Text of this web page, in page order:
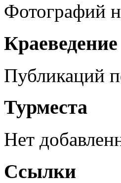
Фотографий
Краеведение
Публикаций
Турместа
Нет
Ссылки